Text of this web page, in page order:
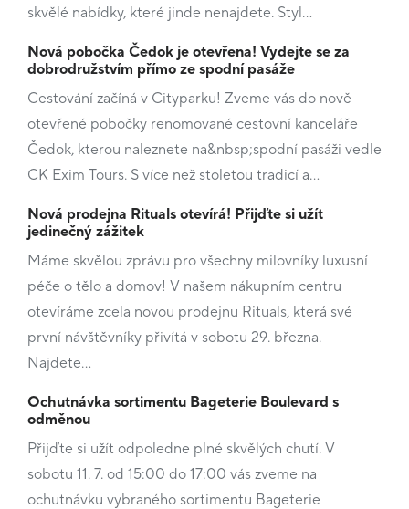
skvělé nabídky, které jinde nenajdete. Styl…
Nová pobočka Čedok je otevřena! Vydejte se za
dobrodružstvím přímo ze spodní pasáže
Cestování začíná v Cityparku! Zveme vás do nově
otevřené pobočky renomované cestovní kanceláře
Čedok, kterou naleznete na&nbsp;spodní pasáži vedle
CK Exim Tours. S více než stoletou tradicí a…
Nová prodejna Rituals otevírá! Přijďte si užít
jedinečný zážitek
Máme skvělou zprávu pro všechny milovníky luxusní
péče o tělo a domov! V našem nákupním centru
otevíráme zcela novou prodejnu Rituals, která své
první návštěvníky přivítá v sobotu 29. března.
Najdete…
Ochutnávka sortimentu Bageterie Boulevard s
odměnou
Přijďte si užít odpoledne plné skvělých chutí. V
sobotu 11. 7. od 15:00 do 17:00 vás zveme na
ochutnávku vybraného sortimentu Bageterie